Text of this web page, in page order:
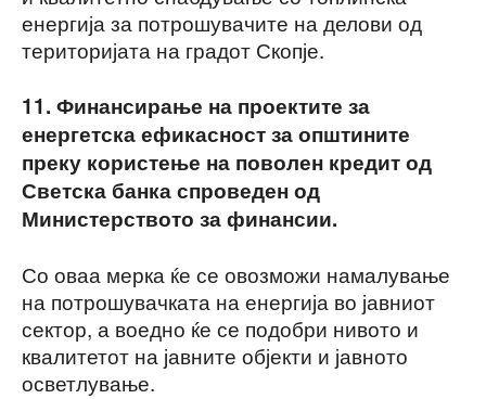
енергија за потрошувачите на делови од
територијата на градот Скопје.
11. Финансирање на проектите за
енергетска ефикасност за општините
преку користење на поволен кредит од
Светска банка спроведен од
Министерството за финансии.
Со оваа мерка ќе се овозможи намалување
на потрошувачката на енергија во јавниот
сектор, а воедно ќе се подобри нивото и
квалитетот на јавните објекти и јавното
осветлување.